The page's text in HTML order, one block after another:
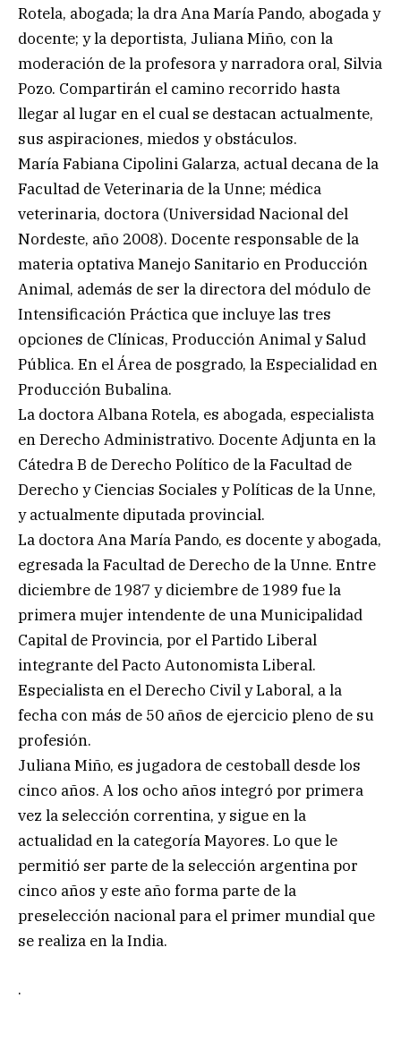
Rotela, abogada; la dra Ana María Pando, abogada y
docente; y la deportista, Juliana Miño, con la
moderación de la profesora y narradora oral, Silvia
Pozo. Compartirán el camino recorrido hasta
llegar al lugar en el cual se destacan actualmente,
sus aspiraciones, miedos y obstáculos.
María Fabiana Cipolini Galarza, actual decana de la
Facultad de Veterinaria de la Unne; médica
veterinaria, doctora (Universidad Nacional del
Nordeste, año 2008). Docente responsable de la
materia optativa Manejo Sanitario en Producción
Animal, además de ser la directora del módulo de
Intensificación Práctica que incluye las tres
opciones de Clínicas, Producción Animal y Salud
Pública. En el Área de posgrado, la Especialidad en
Producción Bubalina.
La doctora Albana Rotela, es abogada, especialista
en Derecho Administrativo. Docente Adjunta en la
Cátedra B de Derecho Político de la Facultad de
Derecho y Ciencias Sociales y Políticas de la Unne,
y actualmente diputada provincial.
La doctora Ana María Pando, es docente y abogada,
egresada la Facultad de Derecho de la Unne. Entre
diciembre de 1987 y diciembre de 1989 fue la
primera mujer intendente de una Municipalidad
Capital de Provincia, por el Partido Liberal
integrante del Pacto Autonomista Liberal.
Especialista en el Derecho Civil y Laboral, a la
fecha con más de 50 años de ejercicio pleno de su
profesión.
Juliana Miño, es jugadora de cestoball desde los
cinco años. A los ocho años integró por primera
vez la selección correntina, y sigue en la
actualidad en la categoría Mayores. Lo que le
permitió ser parte de la selección argentina por
cinco años y este año forma parte de la
preselección nacional para el primer mundial que
se realiza en la India.
.